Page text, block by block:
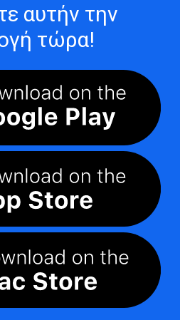
αυτήν την
τώρα!